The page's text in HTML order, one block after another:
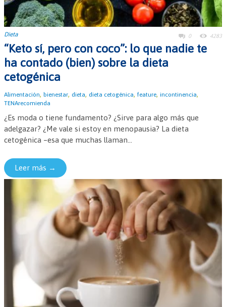
Dieta 0 4283
“Keto sí, pero con coco”: lo que nadie te
ha contado (bien) sobre la dieta
cetogénica
Alimentación, bienestar, dieta, dieta cetogénica, feature, incontinencia,
TENArecomienda
¿Es moda o tiene fundamento? ¿Sirve para algo más que
adelgazar? ¿Me vale si estoy en menopausia? La dieta
cetogénica –esa que muchas llaman...
Leer más →